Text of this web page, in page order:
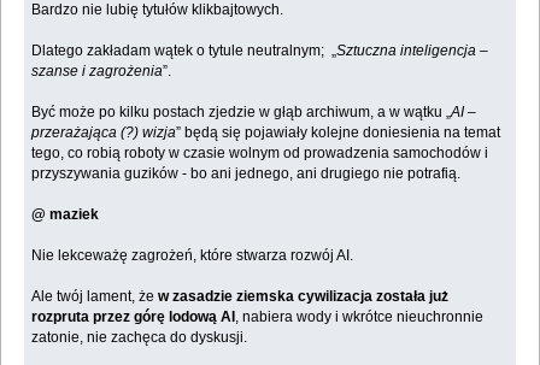
Bardzo nie lubię tytułów klikbajtowych.
Dlatego zakładam wątek o tytule neutralnym; „Sztuczna inteligencja –
szanse i zagrożenia”.
Być może po kilku postach zjedzie w głąb archiwum, a w wątku „AI –
przerażająca (?) wizja” będą się pojawiały kolejne doniesienia na temat
tego, co robią roboty w czasie wolnym od prowadzenia samochodów i
przyszywania guzików - bo ani jednego, ani drugiego nie potrafią.
@ maziek
Nie lekceważę zagrożeń, które stwarza rozwój AI.
Ale twój lament, żew zasadzie ziemska cywilizacja została już
rozpruta przez górę lodową AI , nabiera wody i wkrótce nieuchronnie
zatonie, nie zachęca do dyskusji.